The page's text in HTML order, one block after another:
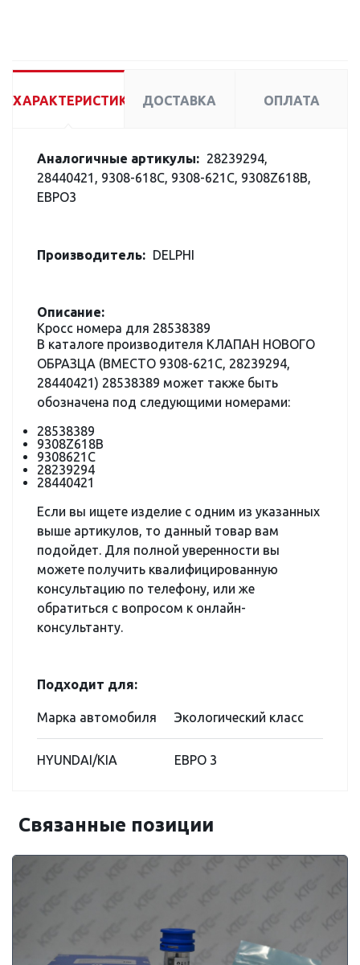
ХАРАКТЕРИСТИКИ ДОСТАВКА ОПЛАТА
Аналогичные артикулы: 28239294,
28440421, 9308-618C, 9308-621C, 9308Z618B,
ЕВРО3
Производитель: DELPHI
Описание:
Кросс номера для 28538389
В каталоге производителя КЛАПАН НОВОГО
ОБРАЗЦА (ВМЕСТО 9308-621C, 28239294,
28440421) 28538389 может также быть
обозначена под следующими номерами:
28538389
9308Z618B
9308621C
28239294
28440421
Если вы ищете изделие с одним из указанных
выше артикулов, то данный товар вам
подойдет. Для полной уверенности вы
можете получить квалифицированную
консультацию по телефону, или же
обратиться с вопросом к онлайн-
консультанту.
Подходит для:
Марка автомобиля Экологический класс
HYUNDAI/KIA ЕВРО 3
Связанные позиции